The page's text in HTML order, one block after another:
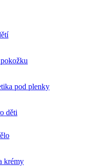
pod plenky
děti
krémy